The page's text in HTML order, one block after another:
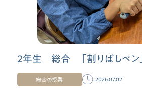
2年生 総合 「割りばしペン」
総合の授業 2026.07.02